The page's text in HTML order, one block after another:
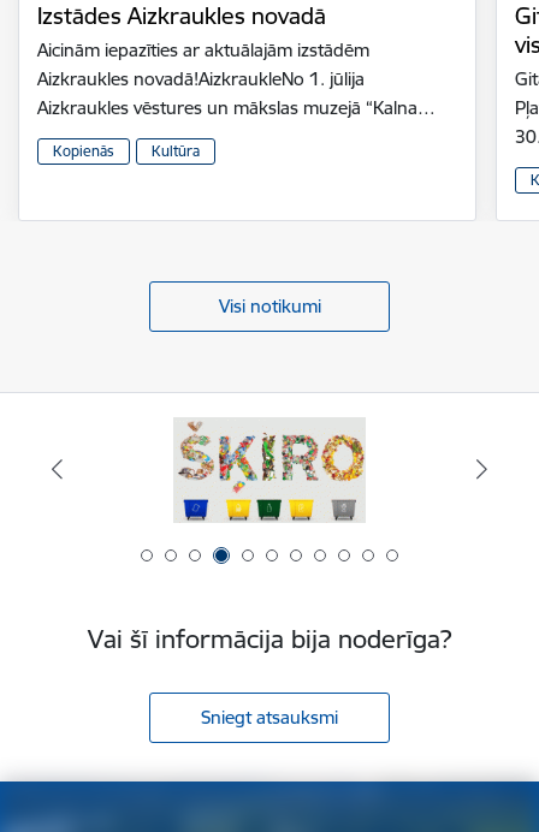
Izstādes Aizkraukles novadā
Aicinām iepazīties ar aktuālajām izstādēm
Aizkraukles novadā!AizkraukleNo 1. jūlija
Aizkraukles vēstures un mākslas muzejā “Kalna…
Kopienās Kultūra
Visi notikumi
Vai šī informācija bija noderīga?
Sniegt atsauksmi